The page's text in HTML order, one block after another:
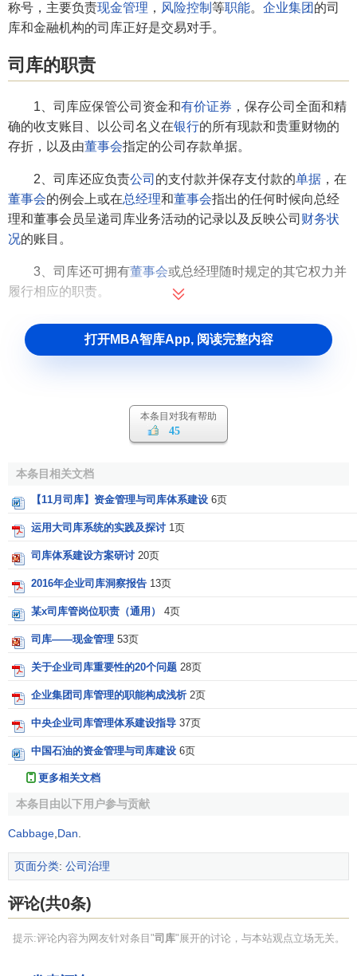
称号，主要负责现金管理 ， 风险控制 等职能。 企业集团 的司
库和金融机构的司库正好是交易对手。
司库的职责
1、司库应保管公司资金和有价证券 ，保存公司全面和精
确的收支账目、以公司名义在银行的所有现款和贵重财物的
存折，以及由董事会指定的公司存款单据。
2、司库还应负责公司 的支付款并保存支付款的单据 ，在
董事会的例会上或在总经理和董事会指出的任何时候向总经
理和董事会员呈递司库业务活动的记录以及反映公司 财务状
况的账目。
3、司库还可拥有董事会或总经理随时规定的其它权力并
履行相应的职责。
打开MBA智库App, 阅读完整内容
本条目对我有帮助
45
本条目相关文档
【11月司库】资金管理与司库体系建设 6页
运用大司库系统的实践及探讨 1页
司库体系建设方案研讨 20页
2016年企业司库洞察报告 13页
某x司库管岗位职责（通用） 4页
司库——现金管理 53页
关于企业司库重要性的20个问题 28页
企业集团司库管理的职能构成浅析 2页
中央企业司库管理体系建设指导 37页
中国石油的资金管理与司库建设 6页
更多相关文档
本条目由以下用户参与贡献
Cabbage Dan
页面分类: 公司治理
评论(共0条)
提示:评论内容为网友针对条目"司库"展开的讨论，与本站观点立场无关。